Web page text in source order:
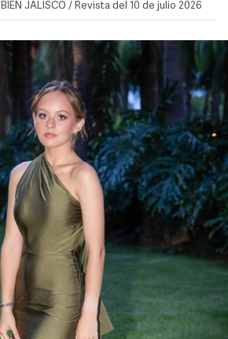
JALISCO / Revista del 10 de julio 2026